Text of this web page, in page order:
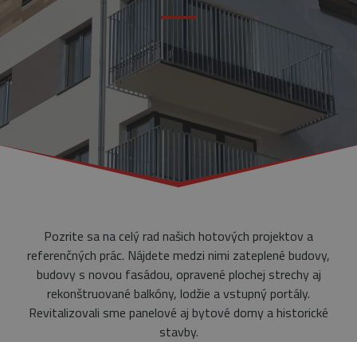
Pozrite sa na celý rad našich hotových projektov a
referenčných prác. Nájdete medzi nimi zateplené budovy,
budovy s novou fasádou, opravené plochej strechy aj
rekonštruované balkóny, lodžie a vstupný portály.
Revitalizovali sme panelové aj bytové domy a historické
stavby.